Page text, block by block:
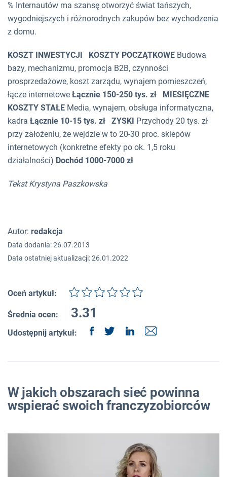
% Internautów ma szansę otworzyć świat tańszych,
wygodniejszych i różnorodnych zakupów bez wychodzenia
z domu.
KOSZT INWESTYCJI KOSZTY POCZĄTKOWE Budowa
bazy, mechanizmu, promocja B2B, czynności
prosprzedażowe, koszt zarządu, wynajem pomieszczeń,
łącze internetowe Łącznie 150-250 tys. zł
MIESIĘCZNE
KOSZTY STAŁE Media, wynajem, obsługa informatyczna,
kadra Łącznie 10-15 tys. zł ZYSKI Przychody 20 tys. zł
przy założeniu, że wejdzie w to 20-30 proc. sklepów
internetowych (konkretne efekty po ok. 1,5 roku
działalności) Dochód 1000-7000 zł
Tekst Krystyna Paszkowska
Autor: redakcja
Data dodania: 26.07.2013
Data ostatniej aktualizacji: 26.01.2022
Oceń artykuł:
Średnia ocen: 3.31
Udostępnij artykuł:
W jakich obszarach sieć powinna
wspierać swoich franczyzobiorców